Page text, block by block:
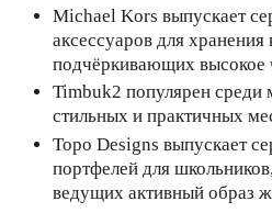
Michael Kors выпускает
аксессуаров для хранения
подчёркивающих высокое
Timbuk2 популярен среди
стильных и практичных
Topo Designs выпускает
портфелей для
ведущих активный образ